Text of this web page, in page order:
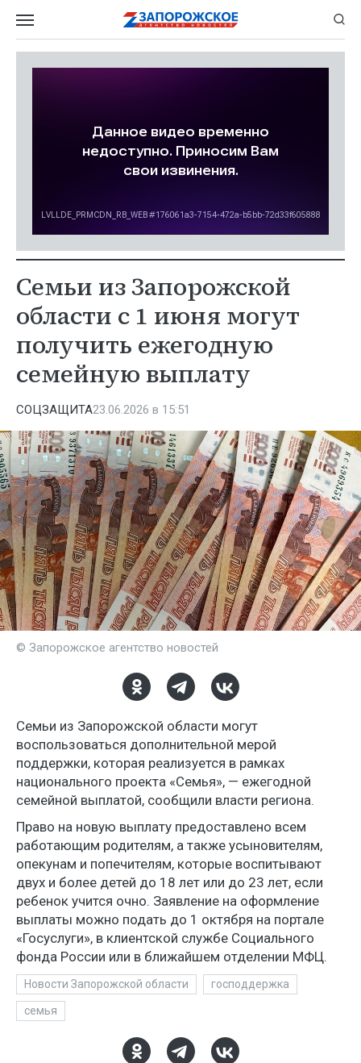
Семьи из Запорожской
области с 1 июня могут
получить ежегодную
семейную выплату
СОЦЗАЩИТА23.06.2026 в 15:51
© Запорожское агентство новостей
Семьи из Запорожской области могут
воспользоваться дополнительной мерой
поддержки, которая реализуется в рамках
национального проекта «Семья», — ежегодной
семейной выплатой, сообщили власти региона.
Право на новую выплату предоставлено всем
работающим родителям, а также усыновителям,
опекунам и попечителям, которые воспитывают
двух и более детей до 18 лет или до 23 лет, если
ребенок учится очно. Заявление на оформление
выплаты можно подать до 1 октября на портале
«Госуслуги», в клиентской службе Социального
фонда России или в ближайшем отделении МФЦ.
Новости Запорожской области господдержка
семья